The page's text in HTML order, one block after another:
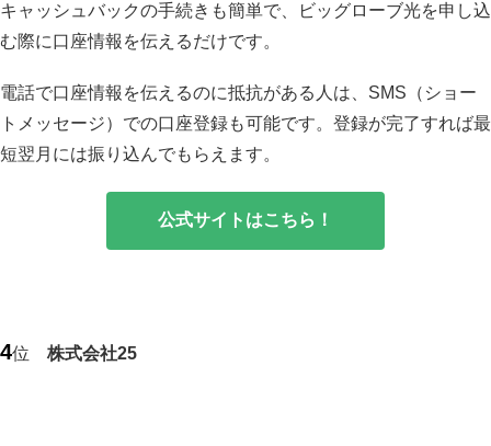
キャッシュバックの手続きも簡単で、ビッグローブ光を申し込
む際に口座情報を伝えるだけです。
電話で口座情報を伝えるのに抵抗がある人は、SMS（ショー
トメッセージ）での口座登録も可能です。登録が完了すれば最
短翌月には振り込んでもらえます。
公式サイトはこちら！
4位 株式会社25